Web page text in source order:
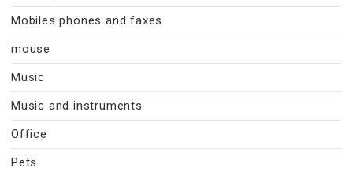
Mobiles phones and faxes
mouse
Music
Music and instruments
Office
Pets